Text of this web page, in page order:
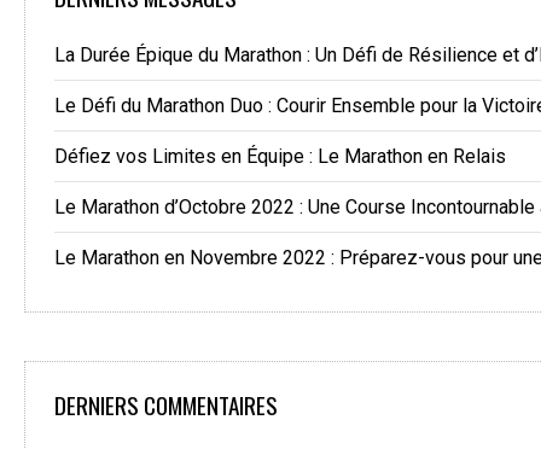
La Durée Épique du Marathon : Un Défi de Résilience et
Le Défi du Marathon Duo : Courir Ensemble pour la
Défiez vos Limites en Équipe : Le Marathon en Relais
Le Marathon d’Octobre 2022 : Une Course
Le Marathon en Novembre 2022 : Préparez-vous pour
DERNIERS COMMENTAIRES